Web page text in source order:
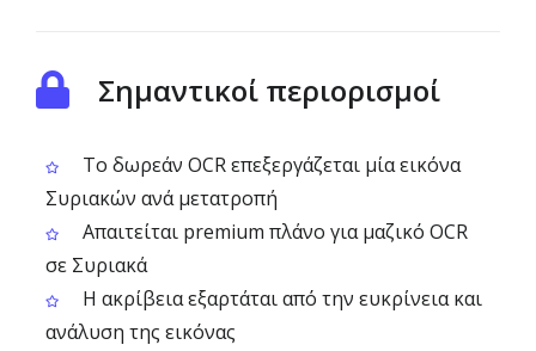
Σημαντικοί περιορισμοί
Το δωρεάν OCR επεξεργάζεται μία εικόνα
Συριακών ανά μετατροπή
Απαιτείται premium πλάνο για μαζικό OCR
σε Συριακά
Η ακρίβεια εξαρτάται από την ευκρίνεια και
ανάλυση της εικόνας